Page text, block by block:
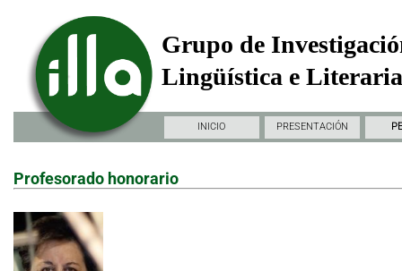
Grupo de
Lingüística e
INICIO PRESENTACIÓN
Profesorado honorario